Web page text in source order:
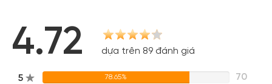
4.72 dựa trên 89 đánh giá
5 78.65% 70